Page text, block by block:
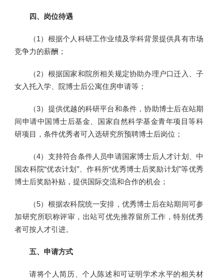
四、岗位待遇
（1）根据个人科研工作业绩及学科背景提供具有市场
竞争力的薪酬；
（2）根据国家和院所相关规定协助办理户口迁入、子
女入托入学、院博士后公寓住房申请等；
（3）提供优越的科研平台和条件，协助博士后在站期
间申请中国博士后基金、国家自然科学基金青年项目等科
研项目，条件优秀者可入选研究所预聘博士后岗位；
（4）支持符合条件人员申请国家博士后人才计划、中
国农科院“优农计划”、作科所“优秀博士后奖励计划”等优秀
博士后奖励补贴，提供国际交流和合作的机会；
（5）根据农科院统一安排，优秀博士后在站期间可参
加研究所职称评审，出站可优先推荐留所工作，特别优秀
者可按人才引进。
五、申请方式
请将个人简历、个人陈述和可证明学术水平的相关材